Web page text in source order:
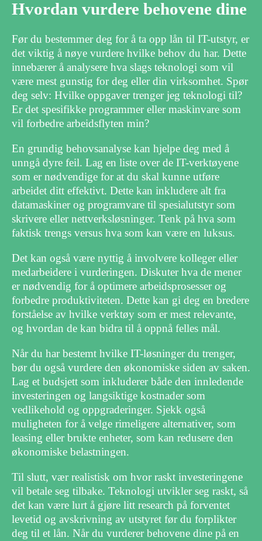
Hvordan vurdere behovene dine
Før du bestemmer deg for å ta opp lån til IT-utstyr, er
det viktig å nøye vurdere hvilke behov du har. Dette
innebærer å analysere hva slags teknologi som vil
være mest gunstig for deg eller din virksomhet. Spør
deg selv: Hvilke oppgaver trenger jeg teknologi til?
Er det spesifikke programmer eller maskinvare som
vil forbedre arbeidsflyten min?
En grundig behovsanalyse kan hjelpe deg med å
unngå dyre feil. Lag en liste over de IT-verktøyene
som er nødvendige for at du skal kunne utføre
arbeidet ditt effektivt. Dette kan inkludere alt fra
datamaskiner og programvare til spesialutstyr som
skrivere eller nettverksløsninger. Tenk på hva som
faktisk trengs versus hva som kan være en luksus.
Det kan også være nyttig å involvere kolleger eller
medarbeidere i vurderingen. Diskuter hva de mener
er nødvendig for å optimere arbeidsprosesser og
forbedre produktiviteten. Dette kan gi deg en bredere
forståelse av hvilke verktøy som er mest relevante,
og hvordan de kan bidra til å oppnå felles mål.
Når du har bestemt hvilke IT-løsninger du trenger,
bør du også vurdere den økonomiske siden av saken.
Lag et budsjett som inkluderer både den innledende
investeringen og langsiktige kostnader som
vedlikehold og oppgraderinger. Sjekk også
muligheten for å velge rimeligere alternativer, som
leasing eller brukte enheter, som kan redusere den
økonomiske belastningen.
Til slutt, vær realistisk om hvor raskt investeringene
vil betale seg tilbake. Teknologi utvikler seg raskt, så
det kan være lurt å gjøre litt research på forventet
levetid og avskrivning av utstyret før du forplikter
deg til et lån. Når du vurderer behovene dine på en